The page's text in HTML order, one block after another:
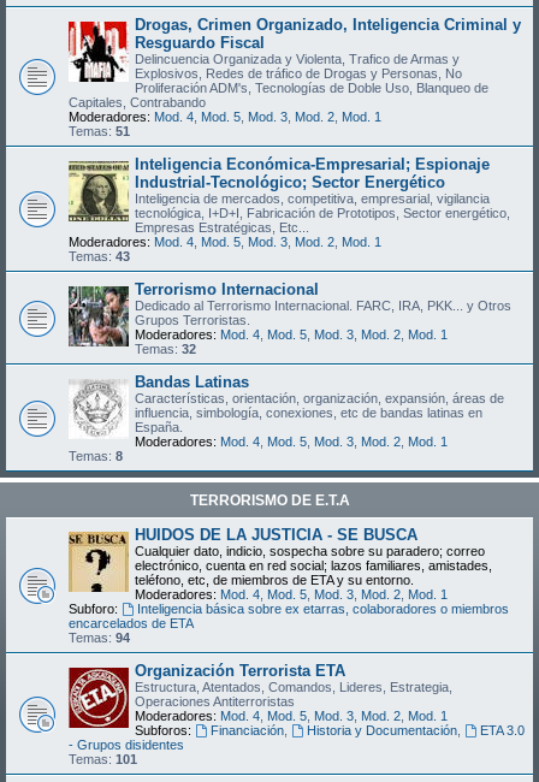
Drogas, Crimen Organizado, Inteligencia Criminal y
Resguardo Fiscal
Delincuencia Organizada y Violenta, Trafico de Armas y
Explosivos, Redes de tráfico de Drogas y Personas, No
Proliferación ADM's, Tecnologías de Doble Uso, Blanqueo de
Capitales, Contrabando
Moderadores: Mod. 4 Mod. 5 Mod. 3 Mod. 2 Mod. 1
Temas: 51
Inteligencia Económica-Empresarial; Espionaje
Industrial-Tecnológico; Sector Energético
Inteligencia de mercados, competitiva, empresarial, vigilancia
tecnológica, I+D+I, Fabricación de Prototipos, Sector energético,
Empresas Estratégicas, Etc...
Moderadores: Mod. 4 Mod. 5 Mod. 3 Mod. 2 Mod. 1
Temas: 43
Terrorismo Internacional
Dedicado al Terrorismo Internacional. FARC, IRA, PKK... y Otros
Grupos Terroristas.
Moderadores: Mod. 4 Mod. 5 Mod. 3 Mod. 2 Mod. 1
Temas: 32
Bandas Latinas
Características, orientación, organización, expansión, áreas de
influencia, simbología, conexiones, etc de bandas latinas en
España.
Moderadores: Mod. 4 Mod. 5 Mod. 3 Mod. 2 Mod. 1
Temas: 8
TERRORISMO DE E.T.A
HUIDOS DE LA JUSTICIA - SE BUSCA
Cualquier dato, indicio, sospecha sobre su paradero; correo
electrónico, cuenta en red social; lazos familiares, amistades,
teléfono, etc, de miembros de ETA y su entorno.
Moderadores: Mod. 4 Mod. 5 Mod. 3 Mod. 2 Mod. 1
Subforo:
Inteligencia básica sobre ex etarras, colaboradores o miembros
encarcelados de ETA
Temas: 94
Organización Terrorista ETA
Estructura, Atentados, Comandos, Lideres, Estrategia,
Operaciones Antiterroristas
Moderadores: Mod. 4 Mod. 5 Mod. 3 Mod. 2 Mod. 1
Subforos:
Financiación, Historia y Documentación,
ETA 3.0
- Grupos disidentes
Temas: 101